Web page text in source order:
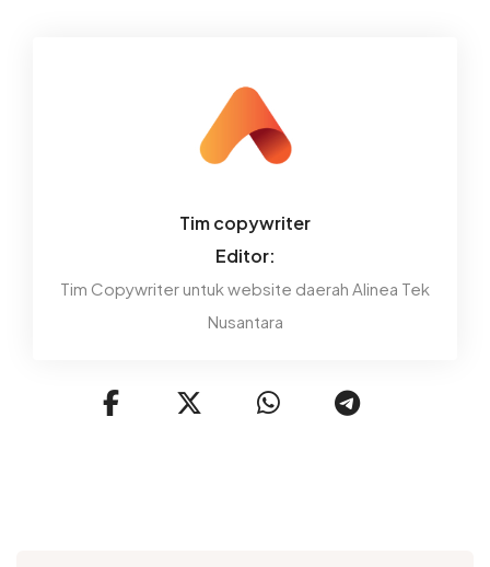
Tim copywriter
Editor:
Tim Copywriter untuk website daerah Alinea Tek
Nusantara